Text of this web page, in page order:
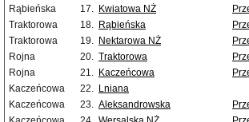
Rąbieńska
17. Kwiatowa NŻ
Traktorowa
18. Rąbieńska
Traktorowa
19. Nektarowa NŻ
Rojna
20. Traktorowa
Rojna
21. Kaczeńcowa
Kaczeńcowa
22. Lniana
Kaczeńcowa
23. Aleksandrowska